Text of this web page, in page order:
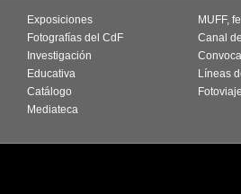
Exposiciones
Fotografías del CdF
Investigación
Educativa
Catálogo
Mediateca
MUFF,
Canal
Líneas